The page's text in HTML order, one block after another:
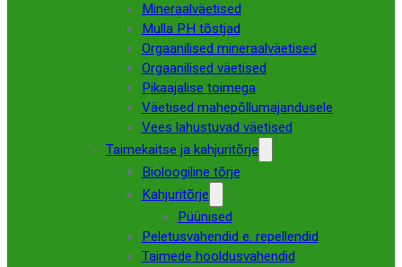
Mineraalväetised
Mulla PH tõstjad
Orgaanilised mineraalväetised
Orgaanilised väetised
Pikaajalise toimega
Väetised mahepõllumajandusele
Vees lahustuvad väetised
Taimekaitse ja kahjuritõrje
Bioloogiline tõrje
Kahjuritõrje
Püünised
Peletusvahendid e. repellendid
Taimede hooldusvahendid